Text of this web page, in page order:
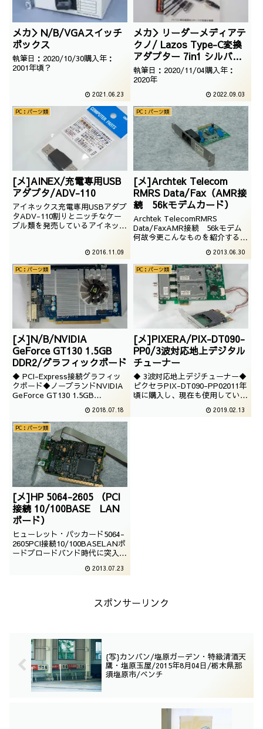
メカ＞N/B/VGAスイッチ
ボックス
執筆日：2020/10/30購入年：
2001年頃？
2021.06.23
メカ＞リーダーメディアテ
クノ/ Lazos Type-C変換
アダプター 7in1 シルバー
L-CD7/4571414154017
執筆日：2020/11/04購入年：
2020年
2022.09.03
PC：パーツ類
[メ]AINEX/充電専用USB
アダプタ/ADV-110
アイネックス充電専用USBアダプ
タADV-110割りとニッチなケー
ブル類を発売しているアイネック
2016.11.09
PC：パーツ類
[メ]Archtek Telecom
RMRS Data/Fax（AMR接
続 56kモデムカード）
Archtek TelecomRMRS
Data/FaxAMR接続 56kモデム
何故今更こんなものを紹介するの
が、部屋を掃除していたら転がっ
てたので折角なので紹介しま
す。//
2013.06.30
PC：パーツ類
[メ]N/B/NVIDIA
GeForce GT130 1.5GB
DDR2/グラフィックボード
◆ PCI-Express接続グラフィッ
クボード◆ノーブランドNVIDIA
GeForce GT130 1.5GB
た、OEM向けのローエンドモデ
ルでございます。とある事情があ
り、購入しました。
2018.07.18
PC：パーツ類
[メ]PIXERA/PIX-DT090-
PP0/3波対応地上デジタル
チューナー
◆ 3波対応地上デジチューナー◆
ピクセラPIX-DT090-PP02011年
頃に購入し、現在も使用してい
2019.02.13
PC：パーツ類
[メ]HP 5064-2605 （PCI
接続 10/100BASE LAN
ボード）
ヒューレット・パッカード5064-
2605PCI接続10/100BASELANボ
ードブロードバンド時代に突入す
する需要が増しました。その当
のに数台のパソコンをネットワー
クに接続させるためにこれを買
2013.07.23
スポンサーリンク
{写}カンバン/塩原ガーデン・特級清酒天
鷹・塩原玉屋/2015年8月04日/栃木県那
須塩原市/ベンチ